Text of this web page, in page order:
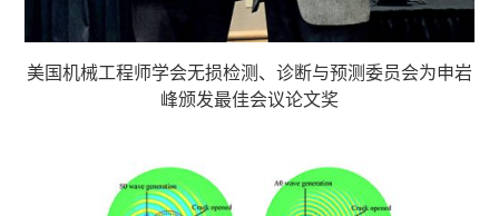
美国机械工程师学会无损检测、诊断与预测委员会为申岩
峰颁发最佳会议论文奖